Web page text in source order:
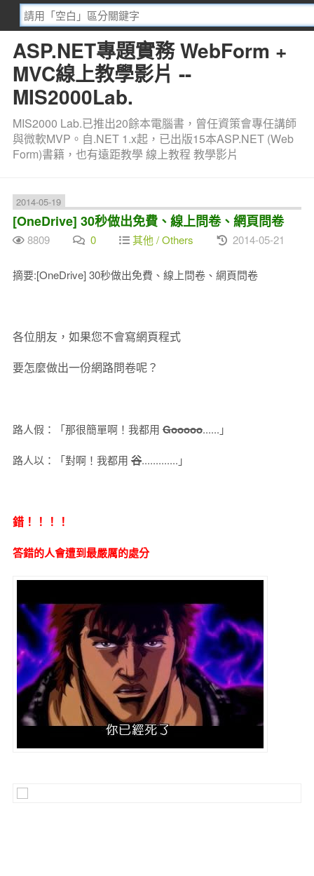
ASP.NET專題實務 WebForm +
MVC線上教學影片 --
MIS2000Lab.
MIS2000 Lab.已推出20餘本電腦書，曾任資策會專任講師
與微軟MVP。自.NET 1.x起，已出版15本ASP.NET (Web
Form)書籍，也有遠距教學 線上教程 教學影片
2014-05-19
[OneDrive] 30秒做出免費、線上問卷、網頁問卷
8809 0 其他 / Others 2014-05-21
摘要:[OneDrive] 30秒做出免費、線上問卷、網頁問卷
各位朋友，如果您不會寫網頁程式
要怎麼做出一份網路問卷呢？
路人假：「那很簡單啊！我都用 Gooooo......」
路人以：「對啊！我都用 谷.............」
錯！！！！
答錯的人會遭到最嚴厲的處分